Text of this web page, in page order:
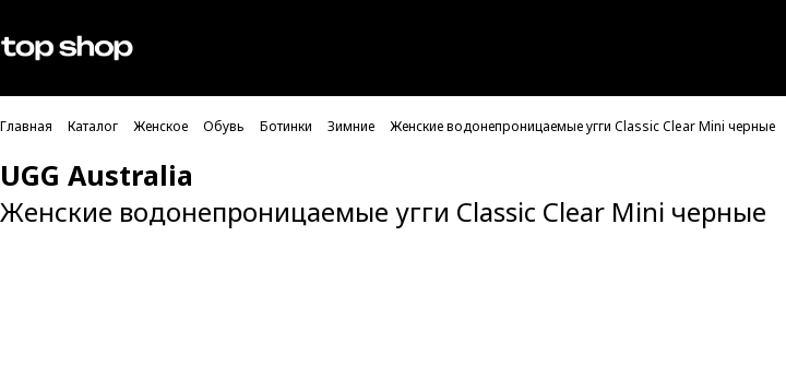
Проверка хлебных крошек
Главная Каталог Женское Обувь Ботинки Зимние Женские водонепроницаемые угги Classic Clear Mini черные
UGG Australia
Женские водонепроницаемые угги Classic Clear Mini черные